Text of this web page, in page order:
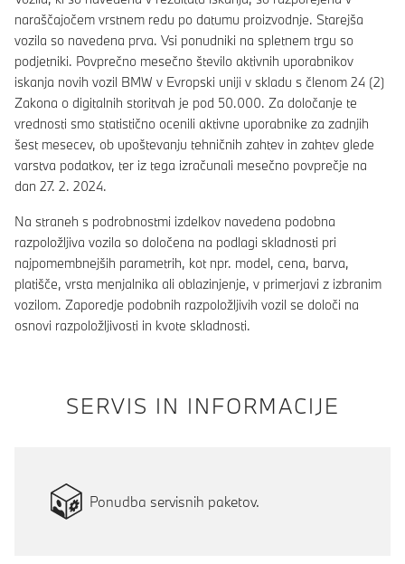
naraščajočem vrstnem redu po datumu proizvodnje. Starejša
vozila so navedena prva. Vsi ponudniki na spletnem trgu so
podjetniki. Povprečno mesečno število aktivnih uporabnikov
iskanja novih vozil BMW v Evropski uniji v skladu s členom 24 (2)
Zakona o digitalnih storitvah je pod 50.000. Za določanje te
vrednosti smo statistično ocenili aktivne uporabnike za zadnjih
šest mesecev, ob upoštevanju tehničnih zahtev in zahtev glede
varstva podatkov, ter iz tega izračunali mesečno povprečje na
dan 27. 2. 2024.
Na straneh s podrobnostmi izdelkov navedena podobna
razpoložljiva vozila so določena na podlagi skladnosti pri
najpomembnejših parametrih, kot npr. model, cena, barva,
platišče, vrsta menjalnika ali oblazinjenje, v primerjavi z izbranim
vozilom. Zaporedje podobnih razpoložljivih vozil se določi na
osnovi razpoložljivosti in kvote skladnosti.
SERVIS IN INFORMACIJE
Ponudba servisnih paketov.